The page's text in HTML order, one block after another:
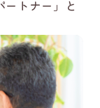
トナー」と